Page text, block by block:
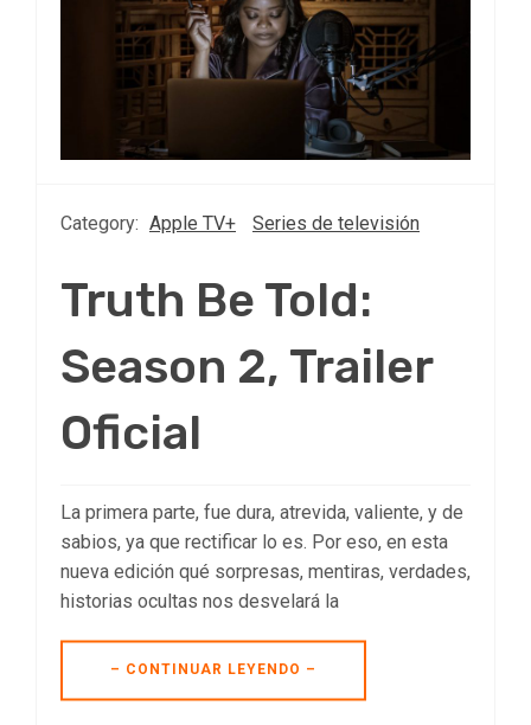
Category: Apple TV+ Series de televisión
Truth Be Told:
Season 2, Trailer
Oficial
La primera parte, fue dura, atrevida, valiente, y de
sabios, ya que rectificar lo es. Por eso, en esta
nueva edición qué sorpresas, mentiras, verdades,
historias ocultas nos desvelará la
– CONTINUAR LEYENDO –